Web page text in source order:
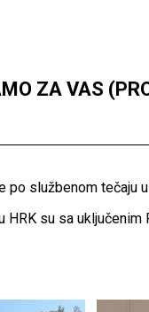
ZA VAS
po službenom tečaju
HRK su sa uključenim